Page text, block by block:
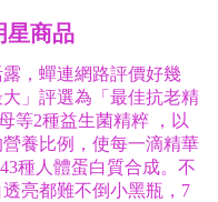
星商品
，蟬連網路評價好幾
」評選為「最佳抗老精
等2種益生菌精粹 ，以
養比例，使每一滴精華
種人體蛋白質合成。不
亮都難不倒小黑瓶，7